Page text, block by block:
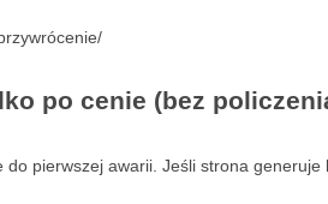
po cenie (bez
do pierwszej awarii. Jeśli strona